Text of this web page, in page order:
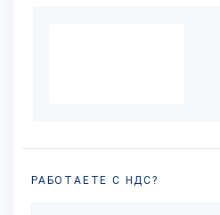
РАБОТАЕТЕ С НДС?